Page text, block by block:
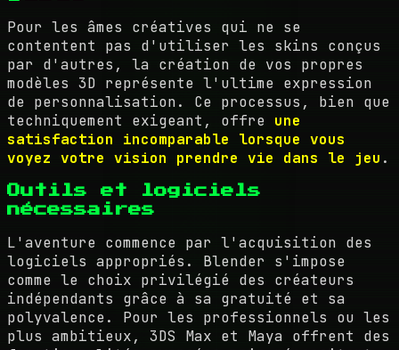
Pour les âmes créatives qui ne se
contentent pas d'utiliser les skins conçus
par d'autres, la création de vos propres
modèles 3D représente l'ultime expression
de personnalisation. Ce processus, bien que
techniquement exigeant, offre une
satisfaction incomparable lorsque vous
voyez votre vision prendre vie dans le jeu .
Outils et logiciels
nécessaires
L'aventure commence par l'acquisition des
logiciels appropriés. Blender s'impose
comme le choix privilégié des créateurs
indépendants grâce à sa gratuité et sa
polyvalence. Pour les professionnels ou les
plus ambitieux, 3DS Max et Maya offrent des